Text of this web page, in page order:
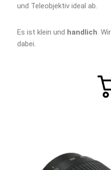
und Teleobjektiv ideal ab.
Es ist klein und handlich.
dabei.